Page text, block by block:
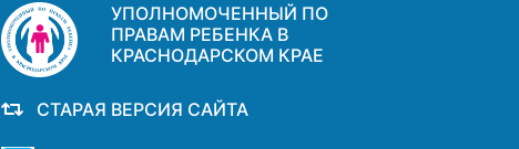
УПОЛНОМОЧЕННЫЙ ПО
ПРАВАМ РЕБЕНКА В
КРАСНОДАРСКОМ КРАЕ
СТАРАЯ ВЕРСИЯ САЙТА